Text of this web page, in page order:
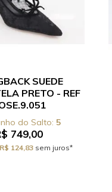
SUEDE
PRETO - REF
5
749,00
R$ 124,83 sem juros*